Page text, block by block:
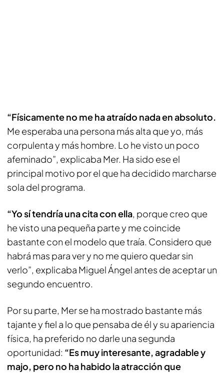
“Físicamente no me ha atraído nada en absoluto.
Me esperaba una persona más alta que yo, más
corpulenta y más hombre. Lo he visto un poco
afeminado”, explicaba Mer. Ha sido ese el
principal motivo por el que ha decidido marcharse
sola del programa.
“Yo sí tendría una cita con ella, porque creo que
he visto una pequeña parte y me coincide
bastante con el modelo que traía. Considero que
habrá mas para ver y no me quiero quedar sin
verlo”, explicaba Miguel Ángel antes de aceptar un
segundo encuentro.
Por su parte, Mer se ha mostrado bastante más
tajante y fiel a lo que pensaba de él y su apariencia
física, ha preferido no darle una segunda
oportunidad: “Es muy interesante, agradable y
majo, pero no ha habido la atracción que